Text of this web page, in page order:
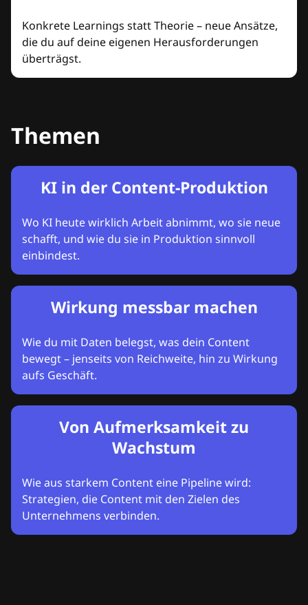
Konkrete Learnings statt Theorie – neue Ansätze,
die du auf deine eigenen Herausforderungen
überträgst.
Themen
KI in der Content-Produktion
Wo KI heute wirklich Arbeit abnimmt, wo sie neue
schafft, und wie du sie in Produktion sinnvoll
einbindest.
Wirkung messbar machen
Wie du mit Daten belegst, was dein Content
bewegt – jenseits von Reichweite, hin zu Wirkung
aufs Geschäft.
Von Aufmerksamkeit zu
Wachstum
Wie aus starkem Content eine Pipeline wird:
Strategien, die Content mit den Zielen des
Unternehmens verbinden.